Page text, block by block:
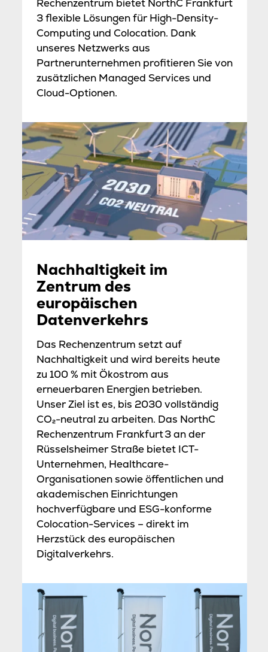
Rechenzentrum bietet NorthC Frankfurt
3 flexible Lösungen für High-Density-
Computing und Colocation. Dank
unseres Netzwerks aus
Partnerunternehmen profitieren Sie von
zusätzlichen Managed Services und
Cloud-Optionen.
Nachhaltigkeit im
Zentrum des
europäischen
Datenverkehrs
Das Rechenzentrum setzt auf
Nachhaltigkeit und wird bereits heute
zu 100 % mit Ökostrom aus
erneuerbaren Energien betrieben.
Unser Ziel ist es, bis 2030 vollständig
CO₂-neutral zu arbeiten. Das NorthC
Rechenzentrum Frankfurt 3 an der
Rüsselsheimer Straße bietet ICT-
Unternehmen, Healthcare-
Organisationen sowie öffentlichen und
akademischen Einrichtungen
hochverfügbare und ESG-konforme
Colocation-Services – direkt im
Herzstück des europäischen
Digitalverkehrs.